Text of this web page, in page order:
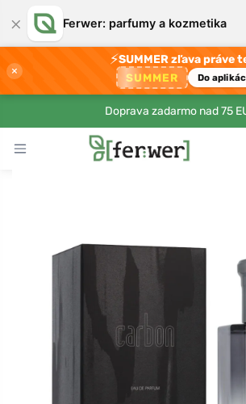
× Ferwer: parfumy a kozmetika
×
⚡SUMMER zľava práve
SUMMER Do
Doprava zadarmo nad 75